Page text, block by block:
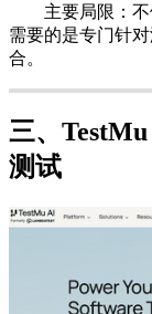
主要局限：不
需要的是专门针
合。
三、
测试